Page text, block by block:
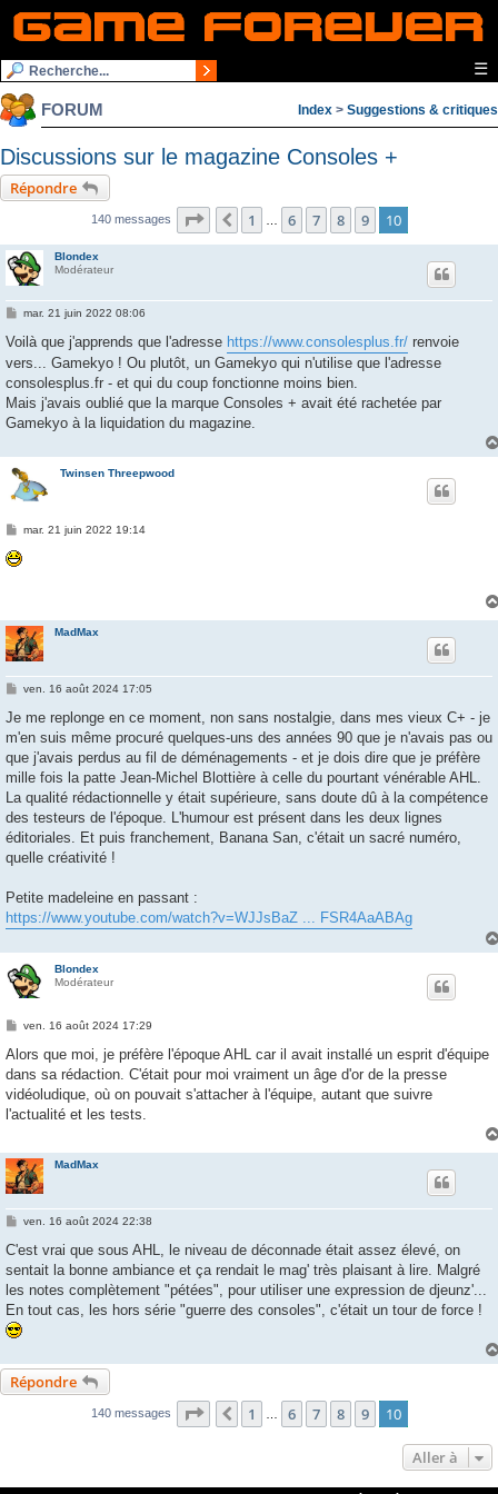
☰
FORUM Index > Suggestions & critiques
Discussions sur le magazine Consoles +
Répondre
140 messages Page 10 sur 10
Précédente
1 … 6 7 8 9 10
Blondex
Modérateur
M
s
a
g
mar. 21 juin 2022 08:06
Voilà que j'apprends que l'adresse https://www.consolesplus.fr/ renvoie
vers... Gamekyo ! Ou plutôt, un Gamekyo qui n'utilise que l'adresse
consolesplus.fr - et qui du coup fonctionne moins bien.
Mais j'avais oublié que la marque Consoles + avait été rachetée par
Gamekyo à la liquidation du magazine.
Twinsen Threepwood
M
s
s
mar. 21 juin 2022 19:14
MadMax
M
s
a
g
ven. 16 août 2024 17:05
Je me replonge en ce moment, non sans nostalgie, dans mes vieux C+ - je
m'en suis même procuré quelques-uns des années 90 que je n'avais pas ou
que j'avais perdus au fil de déménagements - et je dois dire que je préfère
mille fois la patte Jean-Michel Blottière à celle du pourtant vénérable AHL.
La qualité rédactionnelle y était supérieure, sans doute dû à la compétence
des testeurs de l'époque. L'humour est présent dans les deux lignes
éditoriales. Et puis franchement, Banana San, c'était un sacré numéro,
quelle créativité !
Petite madeleine en passant :
https://www.youtube.com/watch?v=WJJsBaZ ... FSR4AaABAg
Blondex
Modérateur
M
s
a
g
ven. 16 août 2024 17:29
Alors que moi, je préfère l'époque AHL car il avait installé un esprit d'équipe
dans sa rédaction. C'était pour moi vraiment un âge d'or de la presse
vidéoludique, où on pouvait s'attacher à l'équipe, autant que suivre
l'actualité et les tests.
MadMax
M
s
a
g
ven. 16 août 2024 22:38
C'est vrai que sous AHL, le niveau de déconnade était assez élevé, on
sentait la bonne ambiance et ça rendait le mag' très plaisant à lire. Malgré
les notes complètement "pétées", pour utiliser une expression de djeunz'...
En tout cas, les hors série "guerre des consoles", c'était un tour de force !
Répondre
140 messages Page 10 sur 10
Précédente
1 … 6 7 8 9 10
Aller à